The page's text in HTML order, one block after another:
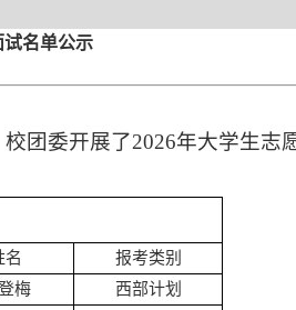
试名单公示
团委开展了2026年大学生志
名
报考类别
梅
西部计划